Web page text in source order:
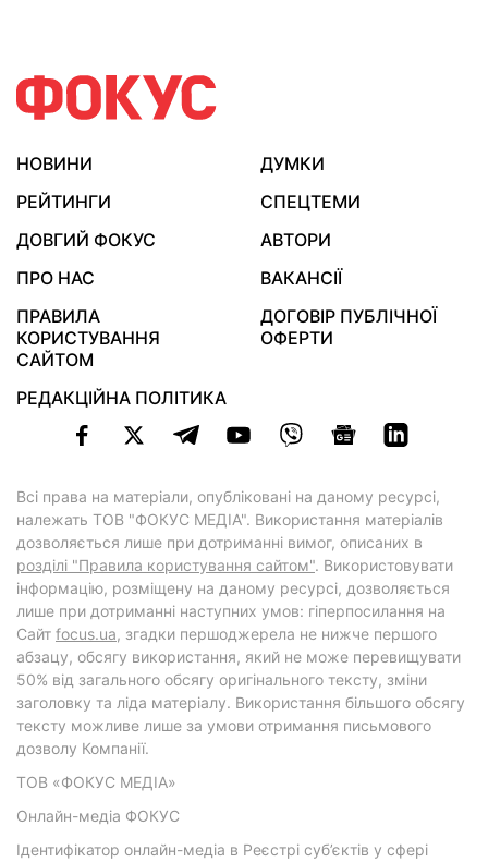
НОВИНИ
ДУМКИ
РЕЙТИНГИ
СПЕЦТЕМИ
ДОВГИЙ ФОКУС
АВТОРИ
ПРО НАС
ВАКАНСІЇ
ПРАВИЛА
КОРИСТУВАННЯ
САЙТОМ
ДОГОВІР ПУБЛІЧНОЇ
ОФЕРТИ
РЕДАКЦІЙНА ПОЛІТИКА
Всі права на матеріали, опубліковані на даному ресурсі,
належать ТОВ "ФОКУС МЕДІА". Використання матеріалів
дозволяється лише при дотриманні вимог, описаних в
розділі "Правила користування сайтом". Використовувати
інформацію, розміщену на даному ресурсі, дозволяється
лише при дотриманні наступних умов: гіперпосилання на
Cайт focus.ua, згадки першоджерела не нижче першого
абзацу, обсягу використання, який не може перевищувати
50% від загального обсягу оригінального тексту, зміни
заголовку та ліда матеріалу. Використання більшого обсягу
тексту можливе лише за умови отримання письмового
дозволу Компанії.
ТОВ «ФОКУС МЕДІА»
Онлайн-медіа ФОКУС
Ідентифікатор онлайн-медіа в Реєстрі суб’єктів у сфері